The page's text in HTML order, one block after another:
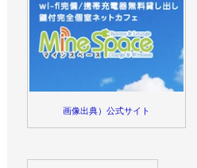
画像出典）公式サイト